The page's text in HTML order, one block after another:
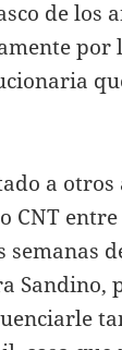
de los
por
a otros
semanas
Sandino,